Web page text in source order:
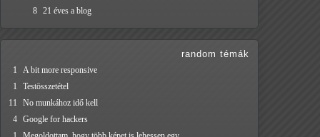
8 21 éves a blog
random témák
1
A bit more responsive
1
Testösszetétel
11
No munkához idő kell
4 Google for hackers